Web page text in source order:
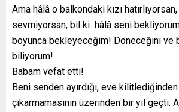
Ama hâlâ o balkondaki kızı
sevmiyorsan, bil ki hâlâ seni
boyunca bekleyeceğim! Döneceğini ve
biliyorum!
Babam vefat etti!
Beni senden ayırdığı, eve kilitlediğinden
çıkarmamasının üzerinden bir yıl geçti.